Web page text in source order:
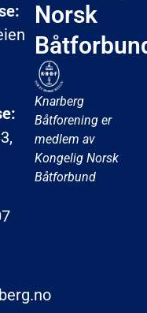
Norsk
Knarberg
Båtforening er
medlem av
Kongelig Norsk
Båtforbund